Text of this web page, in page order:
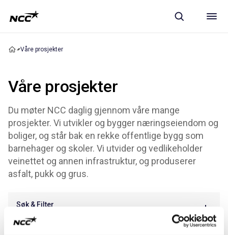
Våre prosjekter
Våre prosjekter
Du møter NCC daglig gjennom våre mange
prosjekter. Vi utvikler og bygger næringseiendom og
boliger, og står bak en rekke offentlige bygg som
barnehager og skoler. Vi utvider og vedlikeholder
veinettet og annen infrastruktur, og produserer
asfalt, pukk og grus.
Søk & Filter